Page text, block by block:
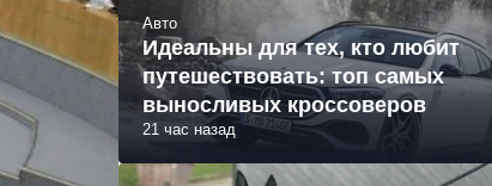
Авто
Идеальны для тех, кто любит
путешествовать: топ самых
выносливых кроссоверов
21 час назад